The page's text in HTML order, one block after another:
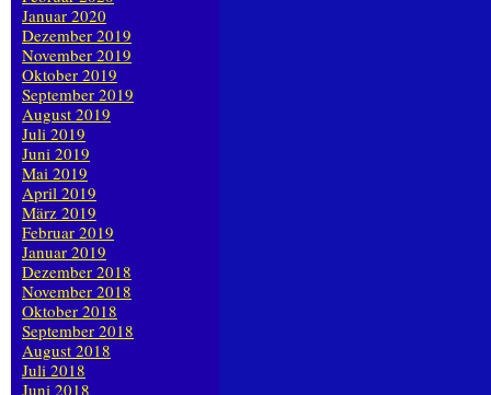
Januar 2020
Dezember 2019
November 2019
Oktober 2019
September 2019
August 2019
Juli 2019
Juni 2019
Mai 2019
April 2019
März 2019
Februar 2019
Januar 2019
Dezember 2018
November 2018
Oktober 2018
September 2018
August 2018
Juli 2018
Juni 2018